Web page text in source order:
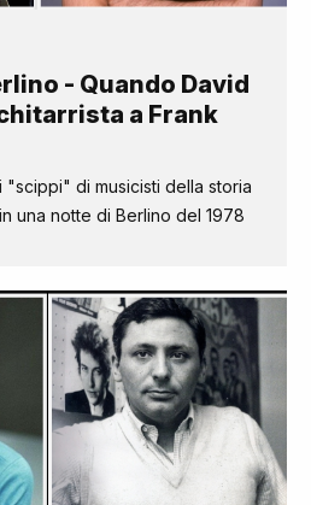
- Quando David
a Frank
di musicisti della storia
una notte di Berlino del 1978